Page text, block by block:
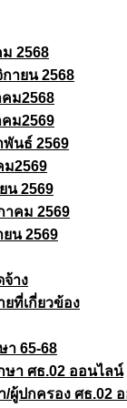
2568
ายน 2568
ม2568
ม2569
พันธ์ 2569
ม2569
น 2569
าคม 2569
น 2569
าง
ที่เกี่ยวข้อง
า 65-68
า ศธ.02 ออนไลน์
ผู้ปกครอง ศธ.02